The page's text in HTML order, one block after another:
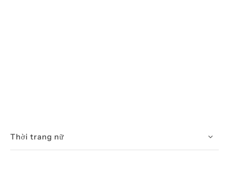
Thời trang nữ